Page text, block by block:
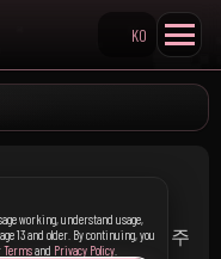
Search KpopVisage
KO
티켓 판매 기간과 내 주
working, understand usage,
13 and older. By continuing, you
Termsand Privacy Policy